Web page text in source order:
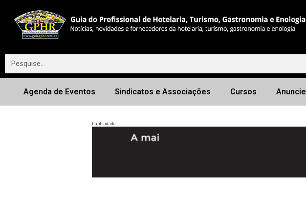
Agenda de Eventos Sindicatos e Associações Cursos Anuncie
Publicidade